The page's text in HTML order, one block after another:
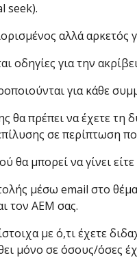
seek).
αλλά αρκετός
οδηγίες για την
για κάθε
θα πρέπει να έχετε τη
σε περίπτωση
θα μπορεί να γίνει
μέσω email στο
τον ΑΕΜ σας.
με ό,τι έχετε
μόνο σε όσους/όσες